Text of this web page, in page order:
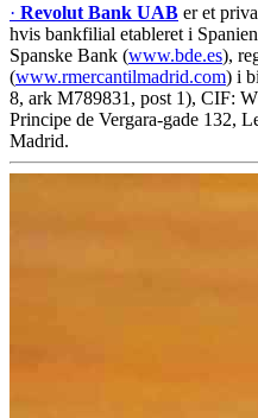
· Revolut Bank UAB er et
hvis bankfilial etableret i
Spanske Bank (www.bde.es),
(www.rmercantilmadrid.com) i
8, ark M789831, post 1), CIF:
Principe de Vergara-gade 132,
Madrid.